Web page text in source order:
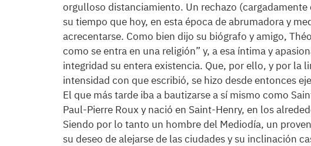
orgulloso distanciamiento. Un rechazo
su tiempo que hoy, en esta época de abrumadora y
acrecentarse. Como bien dijo su biógrafo y amigo,
como se entra en una religión” y, a esa íntima y
integridad su entera existencia. Que, por ello, y por la
intensidad con que escribió, se hizo desde entonces
El que más tarde iba a bautizarse a sí mismo como
Paul-Pierre Roux y nació en Saint-Henry, en los
Siendo por lo tanto un hombre del Mediodía, un
su deseo de alejarse de las ciudades y su inclinación